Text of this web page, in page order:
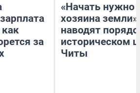
за
«Начать нужно
хозяина
наводят
историческом
Читы